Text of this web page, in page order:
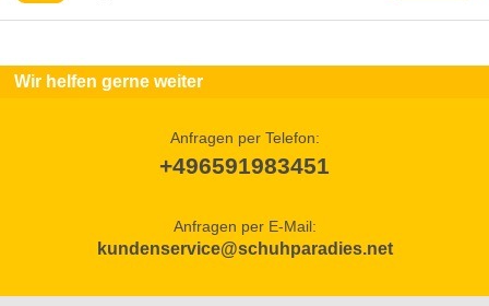
Wir helfen gerne weiter
Anfragen per Telefon:
+496591983451
Anfragen per E-Mail:
kundenservice@schuhparadies.net